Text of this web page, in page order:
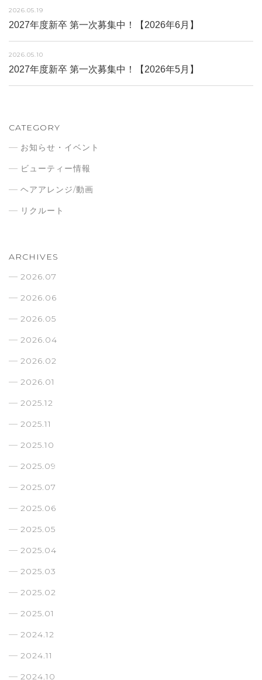
2026.05.19
2027年度新卒 第一次募集中！【2026年6月】
2026.05.10
2027年度新卒 第一次募集中！【2026年5月】
CATEGORY
お知らせ・イベント
ビューティー情報
ヘアアレンジ/動画
リクルート
ARCHIVES
2026.07
2026.06
2026.05
2026.04
2026.02
2026.01
2025.12
2025.11
2025.10
2025.09
2025.07
2025.06
2025.05
2025.04
2025.03
2025.02
2025.01
2024.12
2024.11
2024.10